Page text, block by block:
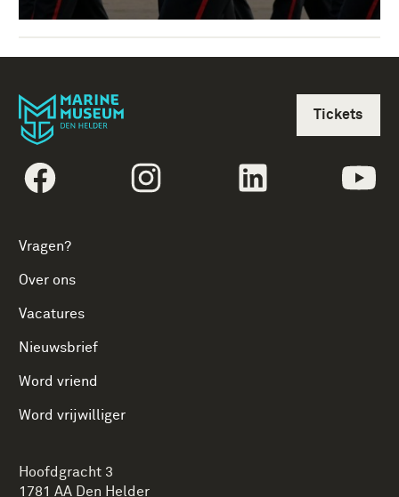
volgtekstFacebookvolgtekstInstagramvolgtekstLinkedin
Vragen?
Over ons
Vacatures
Nieuwsbrief
Word vriend
Word vrijwilliger
Tickets
Hoofdgracht 3
1781 AA Den Helder